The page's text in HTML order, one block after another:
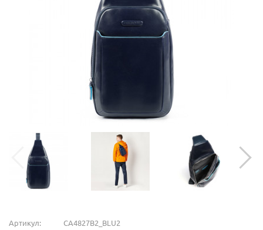
Артикул: CA4827B2_BLU2